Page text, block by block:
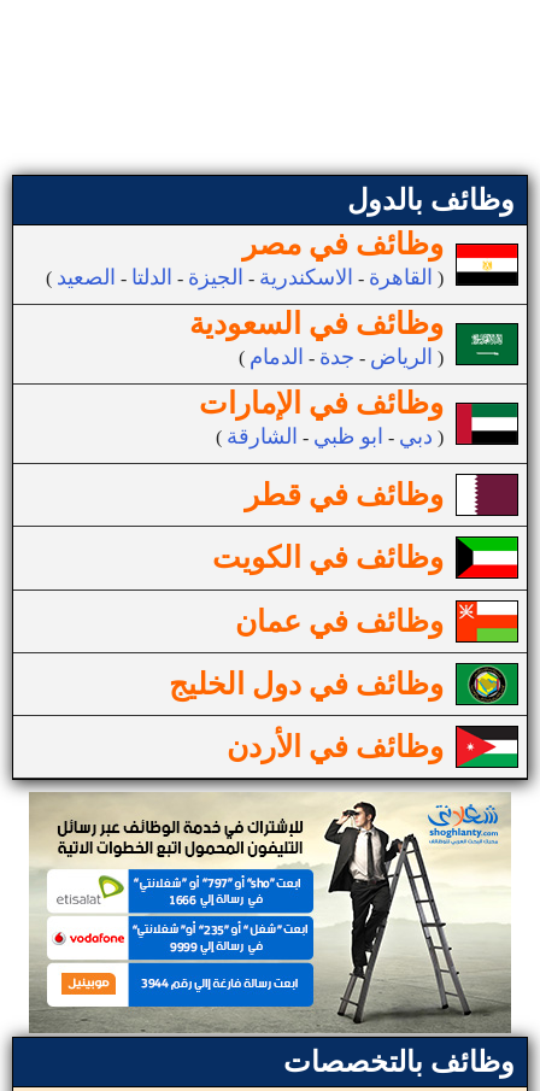
وظائف بالدول
وظائف في مصر
( القاهرة - الاسكندرية - الجيزة - الدلتا - الصعيد )
وظائف في السعودية
( الرياض - جدة - الدمام )
وظائف في الإمارات
( دبي - ابو ظبي - الشارقة )
وظائف في قطر
وظائف في الكويت
وظائف في عمان
وظائف في دول الخليج
وظائف في الأردن
وظائف بالتخصصات